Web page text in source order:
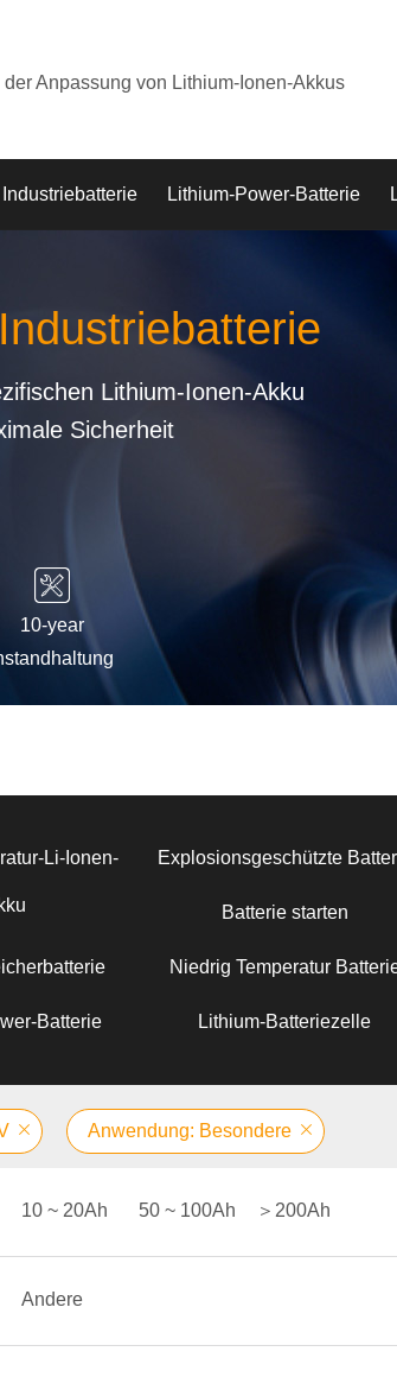
Anpassung von Lithium-Ionen-Akkus
Industriebatterie Lithium-Power-Batterie
Lithium-Ionen-Akku
Sicherheit
10-year
Li-Ionen- Explosionsgeschützte
Batterie starten
Niedrig Temperatur
Batterie Lithium-Batteriezelle
Anwendung: Besondere
10 ~ 20Ah 50 ~ 100Ah ＞200Ah
Andere